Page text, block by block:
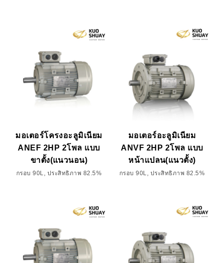
มอเตอร์โครงอะลูมิเนียม
ANEF 2HP 2โพล แบบ
ขาตั้ง(แนวนอน)
กรอบ 90L, ประสิทธิภาพ 82.5%
มอเตอร์อะลูมิเนียม
ANVF 2HP 2โพล แบบ
หน้าแปลน(แนวตั้ง)
กรอบ 90L, ประสิทธิภาพ 82.5%